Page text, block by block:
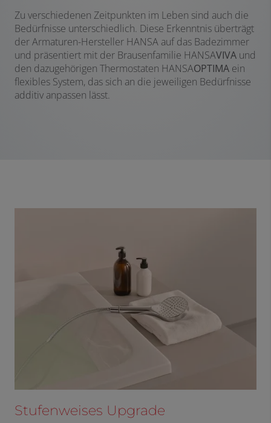
Zu verschiedenen Zeitpunkten im Leben sind auch die
Bedürfnisse unterschiedlich. Diese Erkenntnis überträgt
der Armaturen-Hersteller HANSA auf das Badezimmer
und präsentiert mit der Brausenfamilie HANSAVIVA und
den dazugehörigen Thermostaten HANSAOPTIMA ein
flexibles System, das sich an die jeweiligen Bedürfnisse
additiv anpassen lässt.
Stufenweises Upgrade